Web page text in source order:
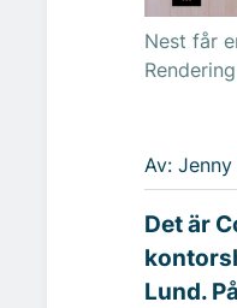
Nest får
Av: Jenny
Det är
Lund.